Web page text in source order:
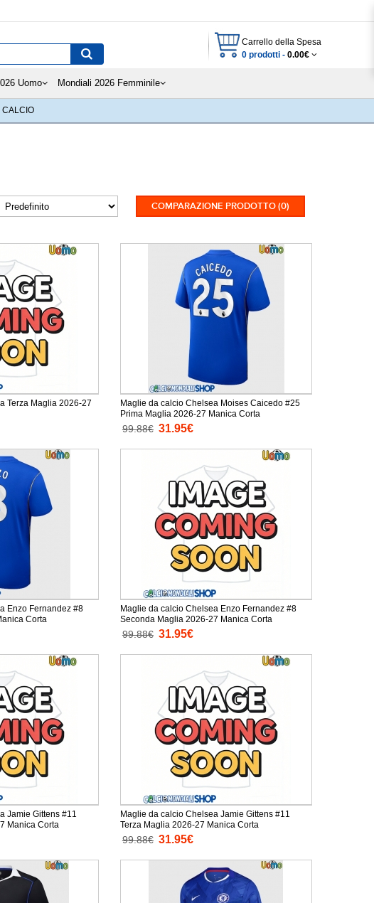
Carrello della Spesa
0 prodotti - 0.00€
Uomo Mondiali 2026 Femminile
COMPARAZIONE PRODOTTO (0)
Terza Maglia 2026-27
Maglie da calcio Chelsea Moises Caicedo #25
Prima Maglia 2026-27 Manica Corta
99.88€ 31.95€
Enzo Fernandez #8
Corta
Maglie da calcio Chelsea Enzo Fernandez #8
Seconda Maglia 2026-27 Manica Corta
99.88€ 31.95€
Jamie Gittens #11
Manica Corta
Maglie da calcio Chelsea Jamie Gittens #11
Terza Maglia 2026-27 Manica Corta
99.88€ 31.95€